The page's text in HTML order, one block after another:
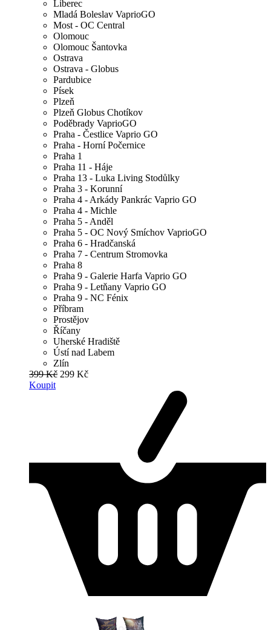
Liberec
Mladá Boleslav VaprioGO
Most - OC Central
Olomouc
Olomouc Šantovka
Ostrava
Ostrava - Globus
Pardubice
Písek
Plzeň
Plzeň Globus Chotíkov
Poděbrady VaprioGO
Praha - Čestlice Vaprio GO
Praha - Horní Počernice
Praha 1
Praha 11 - Háje
Praha 13 - Luka Living Stodůlky
Praha 3 - Korunní
Praha 4 - Arkády Pankrác Vaprio GO
Praha 4 - Michle
Praha 5 - Anděl
Praha 5 - OC Nový Smíchov VaprioGO
Praha 6 - Hradčanská
Praha 7 - Centrum Stromovka
Praha 8
Praha 9 - Galerie Harfa Vaprio GO
Praha 9 - Letňany Vaprio GO
Praha 9 - NC Fénix
Příbram
Prostějov
Říčany
Uherské Hradiště
Ústí nad Labem
Zlín
399 Kč 299 Kč
Koupit